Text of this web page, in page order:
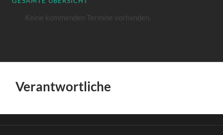
Keine kommenden Termine vorhanden.
Verantwortliche